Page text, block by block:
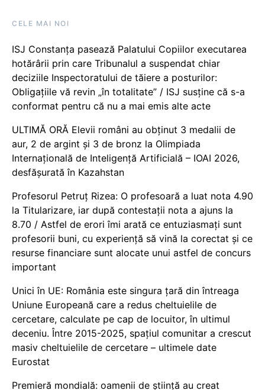
CELE MAI NOI
ISJ Constanța pasează Palatului Copiilor executarea
hotărârii prin care Tribunalul a suspendat chiar
deciziile Inspectoratului de tăiere a posturilor:
Obligațiile vă revin „în totalitate” / ISJ susține că s-a
conformat pentru că nu a mai emis alte acte
ULTIMĂ ORĂ Elevii români au obținut 3 medalii de
aur, 2 de argint și 3 de bronz la Olimpiada
Internațională de Inteligență Artificială – IOAI 2026,
desfășurată în Kazahstan
Profesorul Petruț Rizea: O profesoară a luat nota 4.90
la Titularizare, iar după contestații nota a ajuns la
8.70 / Astfel de erori îmi arată ce entuziasmați sunt
profesorii buni, cu experiență să vină la corectat și ce
resurse financiare sunt alocate unui astfel de concurs
important
Unici în UE: România este singura țară din întreaga
Uniune Europeană care a redus cheltuielile de
cercetare, calculate pe cap de locuitor, în ultimul
deceniu. Între 2015-2025, spațiul comunitar a crescut
masiv cheltuielile de cercetare – ultimele date
Eurostat
Premieră mondială: oamenii de știință au creat